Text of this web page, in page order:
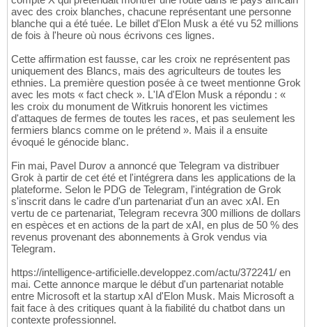
avec des croix blanches, chacune représentant une personne
blanche qui a été tuée. Le billet d'Elon Musk a été vu 52 millions
de fois à l'heure où nous écrivons ces lignes.
Cette affirmation est fausse, car les croix ne représentent pas
uniquement des Blancs, mais des agriculteurs de toutes les
ethnies. La première question posée à ce tweet mentionne Grok
avec les mots « fact check ». L'IA d'Elon Musk a répondu : «
les croix du monument de Witkruis honorent les victimes
d'attaques de fermes de toutes les races, et pas seulement les
fermiers blancs comme on le prétend ». Mais il a ensuite
évoqué le génocide blanc.
Fin mai, Pavel Durov a annoncé que Telegram va distribuer
Grok à partir de cet été et l'intégrera dans les applications de la
plateforme. Selon le PDG de Telegram, l'intégration de Grok
s'inscrit dans le cadre d'un partenariat d'un an avec xAI. En
vertu de ce partenariat, Telegram recevra 300 millions de dollars
en espèces et en actions de la part de xAI, en plus de 50 % des
revenus provenant des abonnements à Grok vendus via
Telegram.
https://intelligence-artificielle.developpez.com/actu/372241/ en
mai. Cette annonce marque le début d'un partenariat notable
entre Microsoft et la startup xAI d'Elon Musk. Mais Microsoft a
fait face à des critiques quant à la fiabilité du chatbot dans un
contexte professionnel.